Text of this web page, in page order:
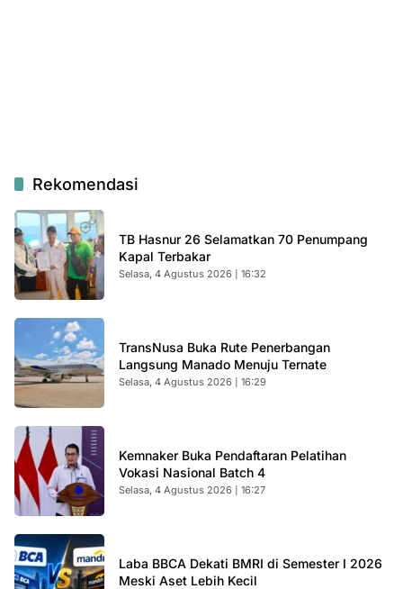
Rekomendasi
TB Hasnur 26 Selamatkan 70 Penumpang
Kapal Terbakar
Selasa, 4 Agustus 2026 | 16:32
TransNusa Buka Rute Penerbangan
Langsung Manado Menuju Ternate
Selasa, 4 Agustus 2026 | 16:29
Kemnaker Buka Pendaftaran Pelatihan
Vokasi Nasional Batch 4
Selasa, 4 Agustus 2026 | 16:27
Laba BBCA Dekati BMRI di Semester I 2026
Meski Aset Lebih Kecil